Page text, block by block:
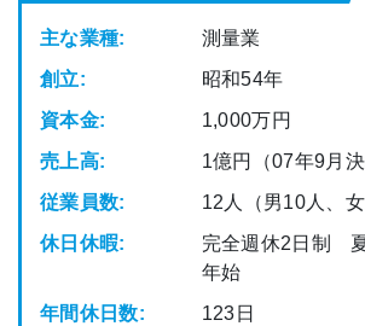
主な業種:
測量業
創立:
昭和54年
資本金:
1,000万円
売上高:
1億円（07年9月決
従業員数:
12人（男10人、女
休日休暇:
完全週休2日制
年始
年間休日数:
123日